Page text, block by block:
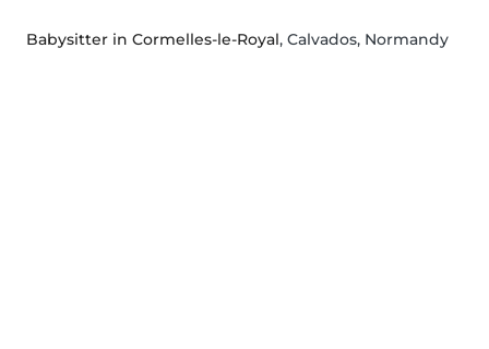
Babysitter in Cormelles-le-Royal, Calvados, Normandy